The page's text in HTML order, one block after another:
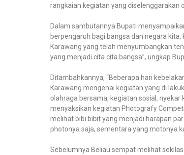
rangkaian kegiatan yang diselenggarakan
Dalam sambutannya Bupati
berpengaruh bagi bangsa dan negara
Karawang yang telah menyumbangkan
yang menjadi cita cita bangsa”, ungkap
Ditambahkannya, “Beberapa hari
Karawang mengenai kegiatan yang di
olahraga bersama, kegiatan sosial,
menyaksikan kegiatan Photografy
melihat bibi bibit yang menjadi harapan
photonya saja, sementara yang motonya
Sebelumnya Beliau sempat melihat